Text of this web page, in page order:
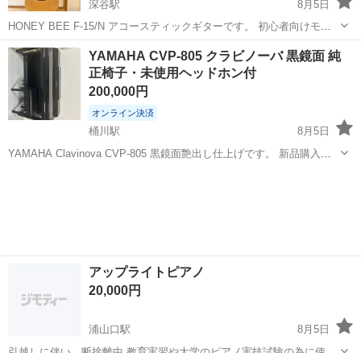
深谷駅
8月5日
HONEY BEE F-15/N アコースティックギターです。 初心者向けモデ
ルです。昔購入しましたが、ほとんど弾かず保管していました。 ソフ
トケース・ストラップ付きです。 弦は購入当時のままですので、必要
に応じて交換してく...
埼玉 深谷市 深谷駅 弦楽器、ギター
YAMAHA CVP-805 クラビノーバ 黒鏡面 純
正椅子・未使用ヘッドホン付
200,000円
オンライン決済
桶川駅
8月5日
YAMAHA Clavinova CVP-805 黒鏡面艶出し仕上げです。 新品購入か
アップライトピアノ
20,000円
浦山口駅
8月5日